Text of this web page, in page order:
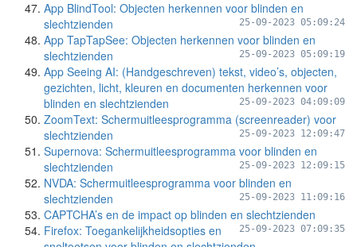
App BlindTool: Objecten herkennen voor blinden en
slechtzienden
25-09-2023 05:09:24
App TapTapSee: Objecten herkennen voor blinden en
slechtzienden
25-09-2023 05:09:19
App Seeing AI: (Handgeschreven) tekst, video’s, objecten,
gezichten, licht, kleuren en documenten herkennen voor
blinden en slechtzienden
25-09-2023 04:09:09
ZoomText: Schermuitleesprogramma (screenreader) voor
slechtzienden
25-09-2023 12:09:47
Supernova: Schermuitleesprogramma voor blinden en
slechtzienden
25-09-2023 12:09:15
NVDA: Schermuitleesprogramma voor blinden en
slechtzienden
25-09-2023 11:09:16
CAPTCHA’s en de impact op blinden en slechtzienden
25-09-2023 07:09:35
Firefox: Toegankelijkheidsopties en